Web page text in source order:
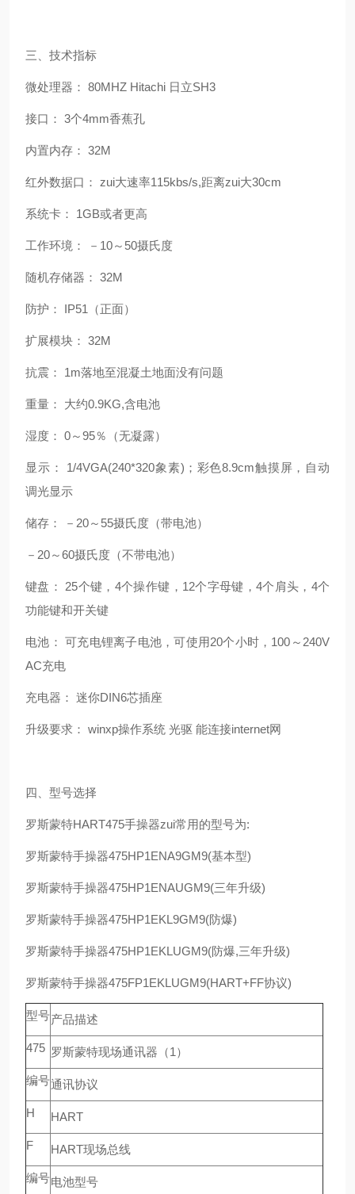
三、技术指标
微处理器： 80MHZ Hitachi 日立SH3
接口： 3个4mm香蕉孔
内置内存： 32M
红外数据口： zui大速率115kbs/s,距离zui大30cm
系统卡： 1GB或者更高
工作环境： －10～50摄氏度
随机存储器： 32M
防护： IP51（正面）
扩展模块： 32M
抗震： 1m落地至混凝土地面没有问题
重量： 大约0.9KG,含电池
湿度： 0～95％（无凝露）
显示： 1/4VGA(240*320象素)；彩色8.9cm触摸屏，自动
调光显示
储存： －20～55摄氏度（带电池）
－20～60摄氏度（不带电池）
键盘： 25个键，4个操作键，12个字母键，4个肩头，4个
功能键和开关键
电池： 可充电锂离子电池，可使用20个小时，100～240V
AC充电
充电器： 迷你DIN6芯插座
升级要求： winxp操作系统 光驱 能连接internet网
四、型号选择
罗斯蒙特HART475手操器zui常用的型号为:
罗斯蒙特手操器475HP1ENA9GM9(基本型)
罗斯蒙特手操器475HP1ENAUGM9(三年升级)
罗斯蒙特手操器475HP1EKL9GM9(防爆)
罗斯蒙特手操器475HP1EKLUGM9(防爆,三年升级)
罗斯蒙特手操器475FP1EKLUGM9(HART+FF协议)
型号产品描述
475 罗斯蒙特现场通讯器（1）
编号通讯协议
H HART
F HART现场总线
编号电池型号